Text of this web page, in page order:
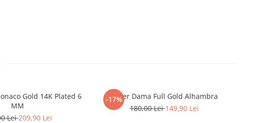
Gold 14K Plated 6
MM
Lei209,90 Lei
-17%
Colier Dama Full Gold Alhambra
180,00 Lei149,90 Lei